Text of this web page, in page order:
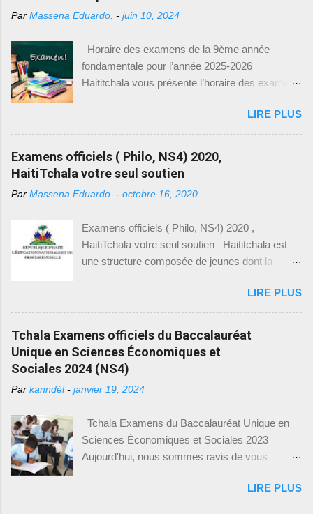
modèles d'examens de 9e année fondamentale,
https://drive.google.com/drive/(9eme Année) ].
Ce lien vous dirigera vers une page où vous
trouverez une l...
Florvil Hyppolite Mesures prises et réalisations
Après la mort de Florvil Hyppolite, l’assemblée
Tirésias Simon Sam pour sept ans. L’affaire
Luders : la police pourchassait un dénommé
Présumé pour vol. celui-ci se refugia chez
de police afin de défendre son ami. Luders fut
condamné à un mois puis un an de prison. Suite
à la demande du chargé d’affaires allemand en
Haïti, Luders fut libéré et extradé vers
l’Allemagne, le 22 octobre 1897. Le 6...
Par Massena Eduardo. - juin 10, 2024
Horaire des examens de la 9ème année
fondamentale pour l’année 2025-2026
Haititchala vous présente l’horaire des examens
2025-2026. Entre-temps, vous pouvez visiter
nos articles précédents ayant rapport avec les
tchala, le bac blanc et les modèles des
examens pour la 9 ème année. Date Heure
Communication Créole 29 juin 2026 12h00 –
Education physique et Sportive (EPS) Date
Heure Examen ...
LIRE PLUS
Examens officiels ( Philo, NS4) 2020,
HaitiTchala votre seul soutien
Par Massena Eduardo. - octobre 16, 2020
Examens officiels ( Philo, NS4) 2020 ,
HaitiTchala votre seul soutien Haititchala est
une structure composée de jeunes dont la
ce qui a trait avec votre réussite aux examens
officiels, d’entrée à l’université mais aussi de
faire la promotion de la culture hattienne tout en
prenant soin de considérer toutes les facettes,
en plus de ça, nous vous offrons la possibilité
de publier vos articles sur notre site tout en se
basant sur le fait que la liberté d’expression
ce moment, nous priorisons les examens
officiels qui seront organisés dans à peu près
quelques jours à partie de la publication de cet
disposition les « tchalas » des examens philo,
LIRE PLUS
Tchala Examens officiels du Baccalauréat
Unique en Sciences Économiques et
Sociales 2024 (NS4)
Par kanndèl - janvier 19, 2024
Tchala Examens du Baccalauréat Unique en
Sciences Économiques et Sociales 2023
Aujourd'hui, nous sommes ravis de vous
élèves en Sciences Économiques et Sociales
LIRE PLUS